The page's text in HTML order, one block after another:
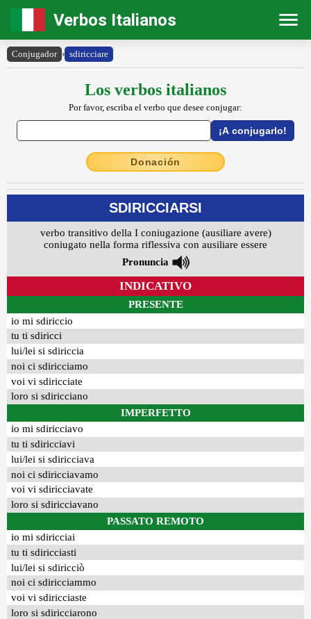
Verbos Italianos
Conjugador › sdiricciare
Los verbos italianos
Por favor, escriba el verbo que desee conjugar:
Donación
SDIRICCIARSI
verbo transitivo della I coniugazione (ausiliare avere)
coniugato nella forma riflessiva con ausiliare essere
Pronuncia
INDICATIVO
PRESENTE
io mi sdiriccio
tu ti sdiricci
lui/lei si sdiriccia
noi ci sdiricciamo
voi vi sdiricciate
loro si sdiricciano
IMPERFETTO
io mi sdiricciavo
tu ti sdiricciavi
lui/lei si sdiricciava
noi ci sdiricciavamo
voi vi sdiricciavate
loro si sdiricciavano
PASSATO REMOTO
io mi sdiricciai
tu ti sdiricciasti
lui/lei si sdiricciò
noi ci sdiricciammo
voi vi sdiricciaste
loro si sdiricciarono